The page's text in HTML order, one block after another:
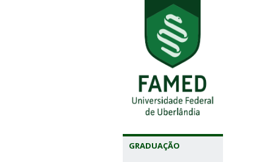
GRADUAÇÃO